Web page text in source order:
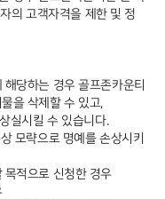
의 고객자격을 제한 및 정
당하는 경우 골프존카운티
을 삭제할 수 있고,
실시킬 수 있습니다.
모략으로 명예를 손상시키
적으로 신청한 경우